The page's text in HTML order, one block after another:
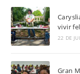
vivir
22 DE
Gran